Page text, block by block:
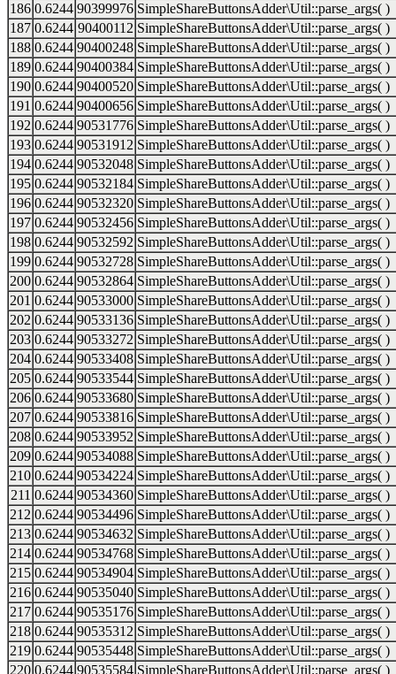
186 0.6244 90399976 SimpleShareButtonsAdder\Util::parse_args( )
187 0.6244 90400112 SimpleShareButtonsAdder\Util::parse_args( )
188 0.6244 90400248 SimpleShareButtonsAdder\Util::parse_args( )
189 0.6244 90400384 SimpleShareButtonsAdder\Util::parse_args( )
190 0.6244 90400520 SimpleShareButtonsAdder\Util::parse_args( )
191 0.6244 90400656 SimpleShareButtonsAdder\Util::parse_args( )
192 0.6244 90531776 SimpleShareButtonsAdder\Util::parse_args( )
193 0.6244 90531912 SimpleShareButtonsAdder\Util::parse_args( )
194 0.6244 90532048 SimpleShareButtonsAdder\Util::parse_args( )
195 0.6244 90532184 SimpleShareButtonsAdder\Util::parse_args( )
196 0.6244 90532320 SimpleShareButtonsAdder\Util::parse_args( )
197 0.6244 90532456 SimpleShareButtonsAdder\Util::parse_args( )
198 0.6244 90532592 SimpleShareButtonsAdder\Util::parse_args( )
199 0.6244 90532728 SimpleShareButtonsAdder\Util::parse_args( )
200 0.6244 90532864 SimpleShareButtonsAdder\Util::parse_args( )
201 0.6244 90533000 SimpleShareButtonsAdder\Util::parse_args( )
202 0.6244 90533136 SimpleShareButtonsAdder\Util::parse_args( )
203 0.6244 90533272 SimpleShareButtonsAdder\Util::parse_args( )
204 0.6244 90533408 SimpleShareButtonsAdder\Util::parse_args( )
205 0.6244 90533544 SimpleShareButtonsAdder\Util::parse_args( )
206 0.6244 90533680 SimpleShareButtonsAdder\Util::parse_args( )
207 0.6244 90533816 SimpleShareButtonsAdder\Util::parse_args( )
208 0.6244 90533952 SimpleShareButtonsAdder\Util::parse_args( )
209 0.6244 90534088 SimpleShareButtonsAdder\Util::parse_args( )
210 0.6244 90534224 SimpleShareButtonsAdder\Util::parse_args( )
211 0.6244 90534360 SimpleShareButtonsAdder\Util::parse_args( )
212 0.6244 90534496 SimpleShareButtonsAdder\Util::parse_args( )
213 0.6244 90534632 SimpleShareButtonsAdder\Util::parse_args( )
214 0.6244 90534768 SimpleShareButtonsAdder\Util::parse_args( )
215 0.6244 90534904 SimpleShareButtonsAdder\Util::parse_args( )
216 0.6244 90535040 SimpleShareButtonsAdder\Util::parse_args( )
217 0.6244 90535176 SimpleShareButtonsAdder\Util::parse_args( )
218 0.6244 90535312 SimpleShareButtonsAdder\Util::parse_args( )
219 0.6244 90535448 SimpleShareButtonsAdder\Util::parse_args( )
220 0.6244 90535584 SimpleShareButtonsAdder\Util::parse_args( )